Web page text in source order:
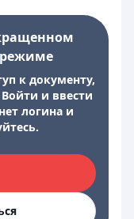
к документу,
и ввести
логина и